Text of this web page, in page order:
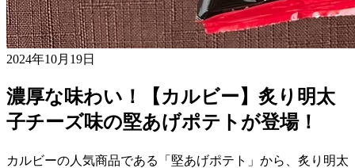
2024年10月19日
濃厚な味わい！【カルビー】炙り明太
子チーズ味の堅あげポテトが登場！
カルビーの人気商品である「堅あげポテト」から、炙り明太